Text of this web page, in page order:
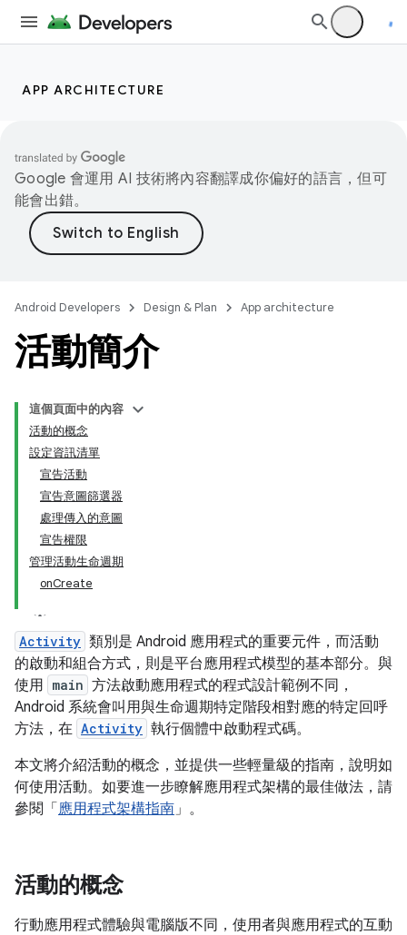
APP ARCHITECTURE
Google 會運用 AI 技術將內容翻譯成你偏好的語言，但可
能會出錯。
Android Developers Design & Plan App architecture
活動簡介
這個頁面中的內容
活動的概念
設定資訊清單
宣告活動
宣告意圖篩選器
處理傳入的意圖
宣告權限
管理活動生命週期
onCreate
Activity 類別是 Android 應用程式的重要元件，而活動
的啟動和組合方式，則是平台應用程式模型的基本部分。與
使用 main 方法啟動應用程式的程式設計範例不同，
Android 系統會叫用與生命週期特定階段相對應的特定回呼
方法，在 Activity 執行個體中啟動程式碼。
本文將介紹活動的概念，並提供一些輕量級的指南，說明如
何使用活動。如要進一步瞭解應用程式架構的最佳做法，請
參閱「 應用程式架構指南」。
活動的概念
行動應用程式體驗與電腦版不同，使用者與應用程式的互動